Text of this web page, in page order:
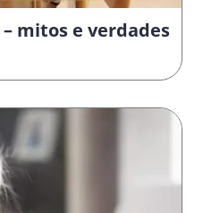
– mitos e verdades